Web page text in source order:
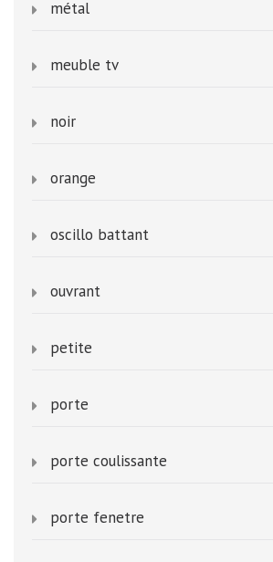
métal
meuble tv
noir
orange
oscillo battant
ouvrant
petite
porte
porte coulissante
porte fenetre